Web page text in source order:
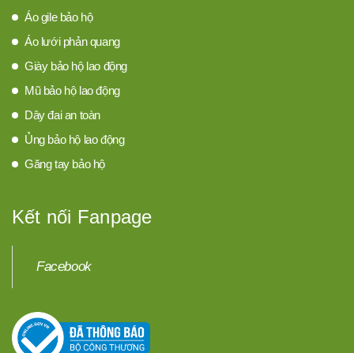
Áo gile bảo hộ
Áo lưới phản quang
Giày bảo hộ lao động
Mũ bảo hộ lao động
Dây đai an toàn
Ủng bảo hộ lao động
Găng tay bảo hộ
Kết nối Fanpage
Facebook